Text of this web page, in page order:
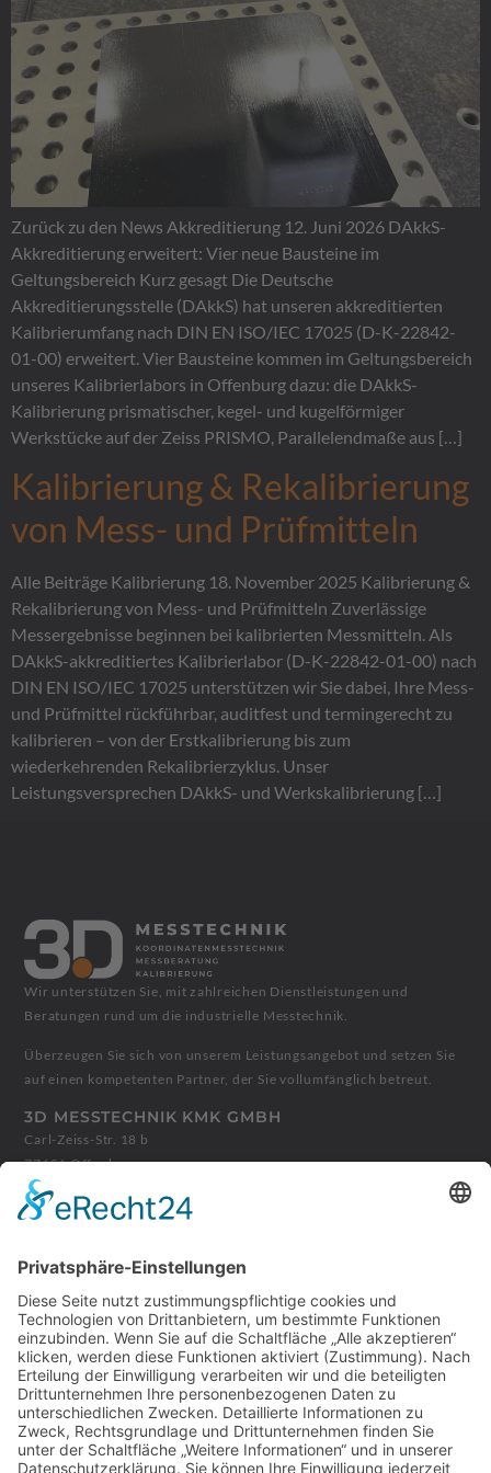
Drehmomentschlüssel
Drehmomentschrauber & Schlüssel · 0,1 Nm bis 1000 Nm
Waagen
Klasse I bis III · DAkkS
→
Prüfmittelmanagement
Software-gestützte Verwaltung
Leistungsverzeichnis & Preise
Preisliste 2026
Werkstückkalibrierung
Sondermessmittel
KFZ Schablonen
Optische Vermessung
ZEISS T-SCAN hawk 2 · 3D-Scanning
Zurück zu den News Akkreditierung 12. Juni 2026 DAkkS-
Akkreditierung erweitert: Vier neue Bausteine im
Geltungsbereich Kurz gesagt Die Deutsche
Akkreditierungsstelle (DAkkS) hat unseren akkreditierten
Kalibrierumfang nach DIN EN ISO/IEC 17025 (D-K-22842-
01-00) erweitert. Vier Bausteine kommen im Geltungsbereich
unseres Kalibrierlabors in Offenburg dazu: die DAkkS-
Kalibrierung prismatischer, kegel- und kugelförmiger
Werkstücke auf der Zeiss PRISMO, Parallelendmaße aus […]
Kalibrierung & Rekalibrierung
von Mess- und Prüfmitteln
Alle Beiträge Kalibrierung 18. November 2025 Kalibrierung &
Rekalibrierung von Mess- und Prüfmitteln Zuverlässige
Messergebnisse beginnen bei kalibrierten Messmitteln. Als
DAkkS-akkreditiertes Kalibrierlabor (D-K-22842-01-00) nach
DIN EN ISO/IEC 17025 unterstützen wir Sie dabei, Ihre Mess-
und Prüfmittel rückführbar, auditfest und termingerecht zu
kalibrieren – von der Erstkalibrierung bis zum
wiederkehrenden Rekalibrierzyklus. Unser
Leistungsversprechen DAkkS- und Werkskalibrierung […]
Wir unterstützen Sie, mit zahlreichen Dienstleistungen und
Beratungen rund um die industrielle Messtechnik.
Überzeugen Sie sich von unserem Leistungsangebot und setzen Sie
auf einen kompetenten Partner, der Sie vollumfänglich betreut.
3D MESSTECHNIK KMK GMBH
Carl-Zeiss-Str. 18 b
77656 Offenburg
+49 781 9904727
info@3d-messtechnik.de
Montag - Donnerstag:
13:00 - 17:00 Uhr
Freitag:
08:00 - 14:00 Uhr
Abweichende Zeiten können Sie vereinbaren, rufen Sie uns vorher
an.
LEISTUNGEN